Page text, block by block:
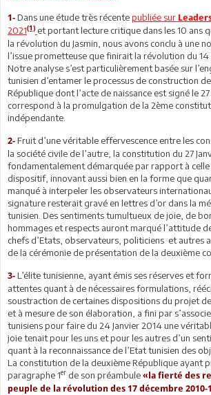
1- Dans une étude très récentepubliée sur
2021(1) et portant lecture critique dans les 10 ans
la révolution du Jasmin, nous avons conclu à une
l’issue prometteuse que finirait la révolution du 14
Notre analyse s’est particulièrement basée sur
tunisien d’entamer le processus de construction
République dont l’acte de naissance est signé le
correspond à la promulgation de la 2ème
indépendante.
2- Fruit d’une véritable effervescence entre les
la société civile de l’autre, la constitution du 27
fondamentalement démarquée par rapport à celle
dispositif, innovant aussi bien en la forme que
manqué à interpeler les observateurs
signature resterait gravé en lettres d’or dans la
tunisien. Des sentiments tumultueux de joie, de
hommages et respects auront marqué l’attitude
chefs d’Etats, observateurs, politiciens et autres
de la cérémonie de présentation de la deuxième
3- L’élite tunisienne, ayant émis ses réserves et
attentes quant à de nécessaires formulations,
soustraction de certaines dispositions du projet
et à mesure de son élaboration, a fini par
tunisiens pour faire du 24 Janvier 2014 une
joie tenait pour les uns et pour les autres d’un
quant à la reconnaissance de l’Etat tunisien des
La constitution de la deuxième République ayant
paragraphe 1er de son préambule «la fierté des
peuple de la révolution des 17 décembre 2010-